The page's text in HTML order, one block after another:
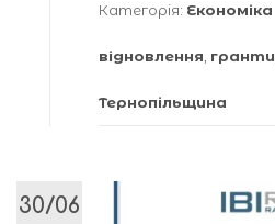
Категорія: Економіка
відновлення гранти
Тернопільщина
30/06